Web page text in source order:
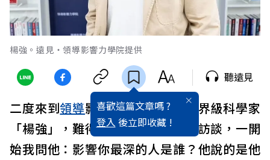
楊強。遠見‧領導影響力學院提供
喜歡這篇文章嗎 ?
登入 後立即收藏 !
聽遠見
二度來到領導影響力學院授課的世界級科學家
「楊強」，難得有機會做一個深度訪談，一開
始我問他：影響你最深的人是誰？ 他說的是他